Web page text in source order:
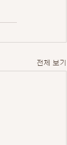
전체 보기